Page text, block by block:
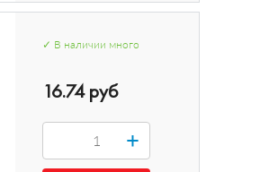
✓ В наличии много
16.74 руб
+